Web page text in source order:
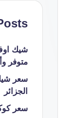
شيك
متوفر
سعر
الجزائر
سعر